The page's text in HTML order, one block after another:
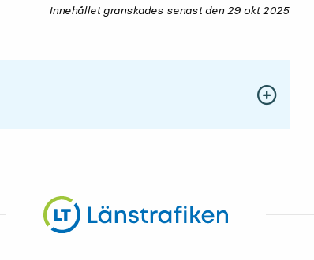
Innehållet granskades senast den 29 okt 2025